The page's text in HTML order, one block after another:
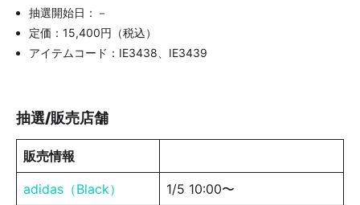
抽選開始日：－
定価：15,400円（税込）
アイテムコード：IE3438、IE3439
抽選/販売店舗
販売情報
adidas（Black） 1/5 10:00〜